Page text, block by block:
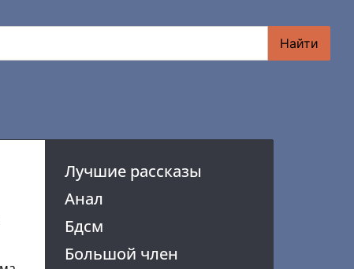
Найти
Лучшие рассказы
Анал
Бдсм
Большой член